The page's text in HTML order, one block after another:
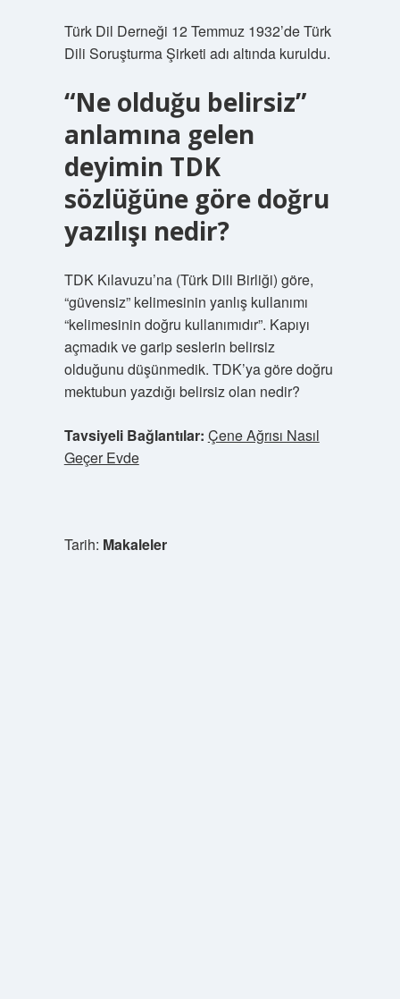
Türk Dil Derneği 12 Temmuz 1932’de Türk
Dili Soruşturma Şirketi adı altında kuruldu.
“Ne olduğu belirsiz”
anlamına gelen
deyimin TDK
sözlüğüne göre doğru
yazılışı nedir?
TDK Kılavuzu’na (Türk Dili Birliği) göre,
“güvensiz” kelimesinin yanlış kullanımı
“kelimesinin doğru kullanımıdır”. Kapıyı
açmadık ve garip seslerin belirsiz
olduğunu düşünmedik. TDK’ya göre doğru
mektubun yazdığı belirsiz olan nedir?
Tavsiyeli Bağlantılar: Çene Ağrısı Nasıl
Geçer Evde
Tarih: Makaleler